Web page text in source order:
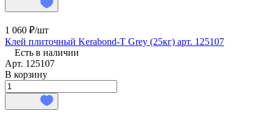
1 060 ₽/шт
Клей плиточный Kerabond-T Grey (25кг) арт. 125107
Есть в наличии
Арт. 125107
В корзину